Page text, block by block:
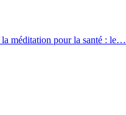
la méditation pour la santé : le…